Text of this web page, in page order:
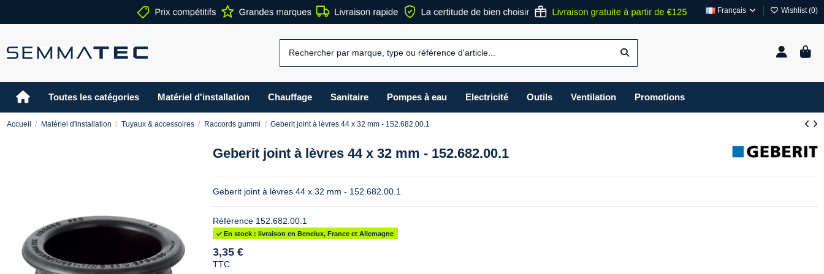
Français Wishlist (0)
Toutes les catégories Matériel d'installation Chauffage Sanitaire Pompes à eau Electricité Outils Ventilation Promotions
Accueil Matériel d'installation Tuyaux & accessoires Raccords gummi Geberit joint à lèvres 44 x 32 mm - 152.682.00.1
Geberit joint à lèvres 44 x 32 mm - 152.682.00.1
Geberit joint à lèvres 44 x 32 mm - 152.682.00.1
Référence 152.682.00.1
En stock : livraison en Benelux, France et Allemagne
3,35 €
TTC